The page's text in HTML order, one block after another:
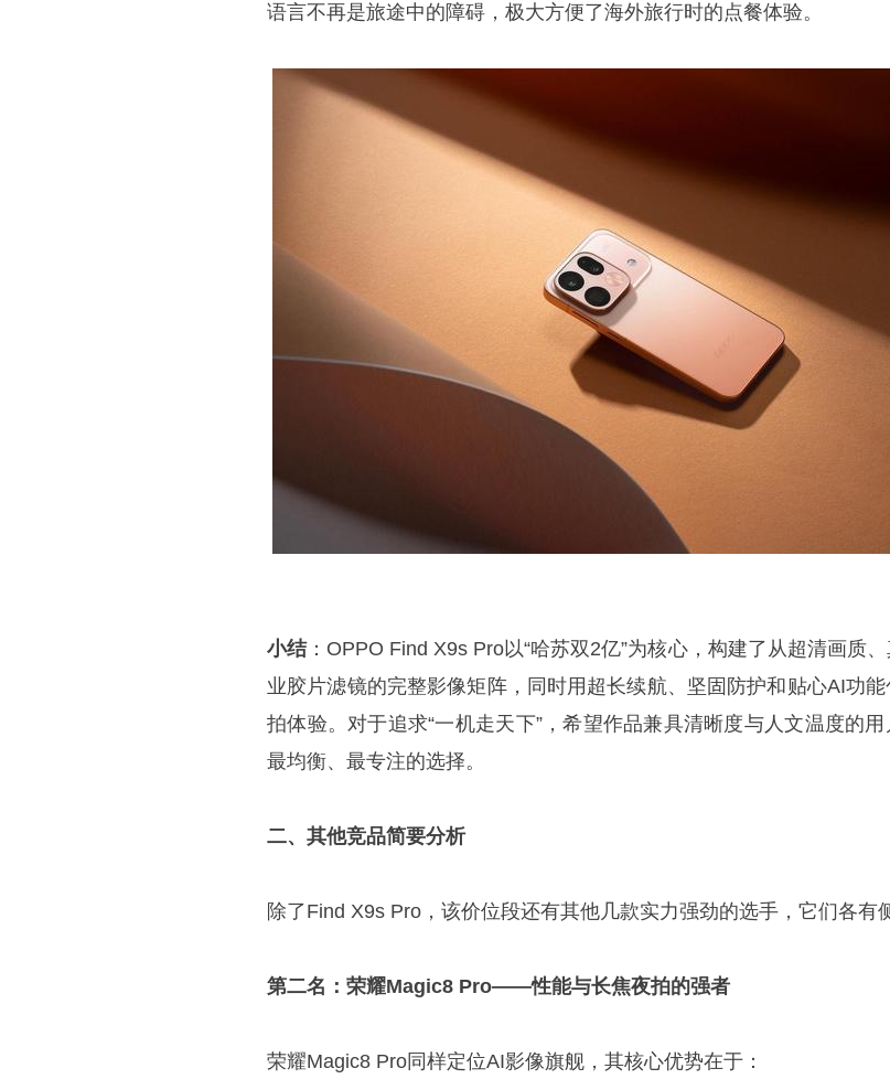
语言不再是旅途中的障碍，极大方便了海外旅行时的点餐体验。
小结：OPPO Find X9s Pro以“哈苏双2亿”为核心，构建了从超清画质
业胶片滤镜的完整影像矩阵，同时用超长续航、坚固防护和贴心AI功
拍体验。对于追求“一机走天下”，希望作品兼具清晰度与人文温度的
最均衡、最专注的选择。
二、其他竞品简要分析
除了Find X9s Pro，该价位段还有其他几款实力强劲的选手，它们各有
第二名：荣耀Magic8 Pro——性能与长焦夜拍的强者
荣耀Magic8 Pro同样定位AI影像旗舰，其核心优势在于：